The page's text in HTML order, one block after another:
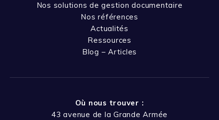
Nos solutions de gestion documentaire
Nos références
Actualités
Ressources
Blog – Articles
Où nous trouver :
43 avenue de la Grande Armée